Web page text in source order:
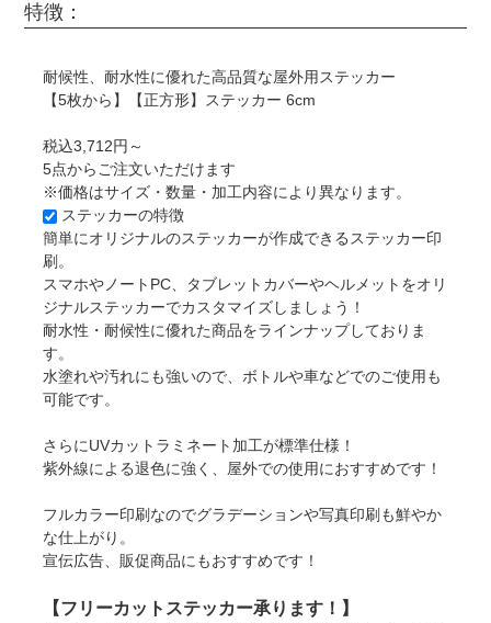
特徴：
耐候性、耐水性に優れた高品質な屋外用ステッカー
【5枚から】【正方形】ステッカー 6cm
税込3,712円～
5点からご注文いただけます
※価格はサイズ・数量・加工内容により異なります。
ステッカーの特徴
簡単にオリジナルのステッカーが作成できるステッカー印
刷。
スマホやノートPC、タブレットカバーやヘルメットをオリ
ジナルステッカーでカスタマイズしましょう！
耐水性・耐候性に優れた商品をラインナップしておりま
す。
水塗れや汚れにも強いので、ボトルや車などでのご使用も
可能です。
さらにUVカットラミネート加工が標準仕様！
紫外線による退色に強く、屋外での使用におすすめです！
フルカラー印刷なのでグラデーションや写真印刷も鮮やか
な仕上がり。
宣伝広告、販促商品にもおすすめです！
【フリーカットステッカー承ります！】